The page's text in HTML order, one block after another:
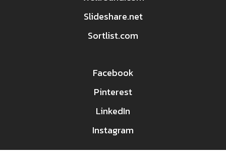
Slideshare.net
Sortlist.com
Facebook
Pinterest
LinkedIn
Instagram